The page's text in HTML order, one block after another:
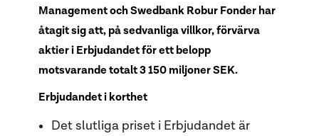
Management och Swedbank Robur Fonder har
åtagit sig att, på sedvanliga villkor, förvärva
aktier i Erbjudandet för ett belopp
motsvarande totalt 3 150 miljoner SEK.
Erbjudandet i korthet
Det slutliga priset i Erbjudandet är